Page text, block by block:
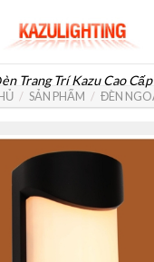
Trang Trí Kazu Cao Cấp
/ SẢN PHẨM / ĐÈN